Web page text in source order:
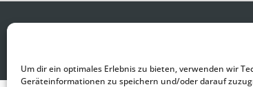
Um dir ein optimales Erlebnis zu bieten, verwenden wir
Geräteinformationen zu speichern und/oder darauf